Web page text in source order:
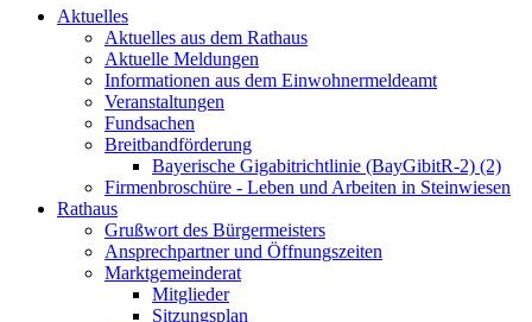
Aktuelles
Aktuelles aus dem Rathaus
Aktuelle Meldungen
Informationen aus dem Einwohnermeldeamt
Veranstaltungen
Fundsachen
Breitbandförderung
Bayerische Gigabitrichtlinie (BayGibitR-2) (2)
Firmenbroschüre - Leben und Arbeiten in Steinwiesen
Rathaus
Grußwort des Bürgermeisters
Ansprechpartner und Öffnungszeiten
Marktgemeinderat
Mitglieder
Sitzungsplan